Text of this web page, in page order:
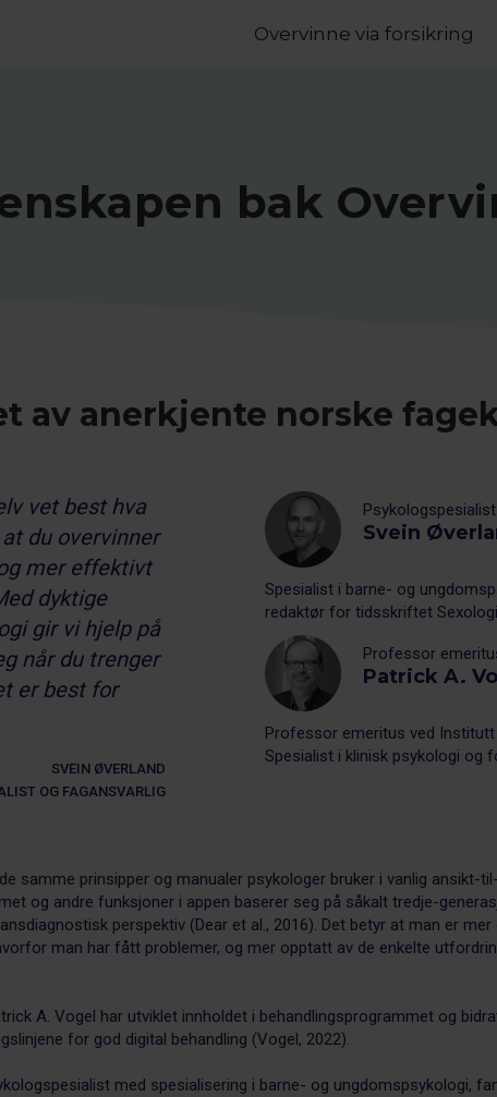
Overvinne via forsikring
bak
av anerkjente norske
vet best hva
du overvinner
mer effektivt
dyktige
gir vi hjelp på
når du trenger
er best for
SVEIN ØVERLAND
OG FAGANSVARLIG
Psykologspesialist
Svein
Spesialist i barne- og
redaktør for tidsskriftet
Professor
Patrick A.
Professor emeritus ved Institutt
Spesialist i klinisk psykologi og
samme prinsipper og manualer psykologer bruker i vanlig ansikt-
og andre funksjoner i appen baserer seg på såkalt tredje-
perspektiv (Dear et al., 2016). Det betyr at man er
man har fått problemer, og mer opptatt av de enkelte
A. Vogel har utviklet innholdet i behandlingsprogrammet og
for god digital behandling (Vogel, 2022).
med spesialisering i barne- og ungdomspsykologi,